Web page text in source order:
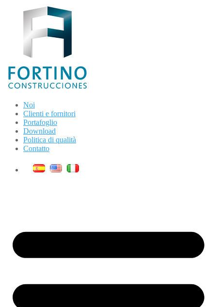
Noi
Clienti e fornitori
Portafoglio
Download
Politica di qualità
Contatto